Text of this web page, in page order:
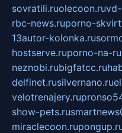
sovratili.ruolecoon.ru
rbc-news.ruporno-
13autor-kolonka.ru
hostserve.ruporno-na-
neznobi.rubigfatcc.ru
delfinet.rusilvernano.ru
velotrenajery.ru
show-pets.ru
miraclecoon.ru